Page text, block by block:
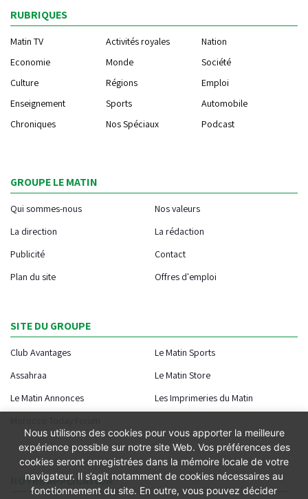
RUBRIQUES
Matin TV Activités royales
Nation
Economie
Monde
Société
Culture
Régions
Emploi
Enseignement
Sports
Automobile
Chroniques
Nos Spéciaux Podcast
GROUPE LE MATIN
Qui sommes-nous
Nos valeurs
La direction
La rédaction
Publicité
Contact
Plan du site
Offres d'emploi
SITE DU GROUPE
Club Avantages
Le Matin Sports
Assahraa
Le Matin Store
Le Matin Annonces
Les Imprimeries du Matin
NOTRE APPLICATION
Nous utilisons des cookies pour vous apporter la meilleure
expérience possible sur notre site Web. Vos préférences des
cookies seront enregistrées dans la mémoire locale de votre
navigateur. Il s’agit notamment de cookies nécessaires au
fonctionnement du site. En outre, vous pouvez décider